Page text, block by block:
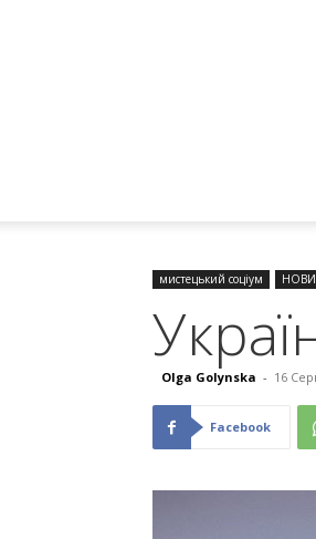
мистецький соціум
Olga Golynska - 16
Facebook